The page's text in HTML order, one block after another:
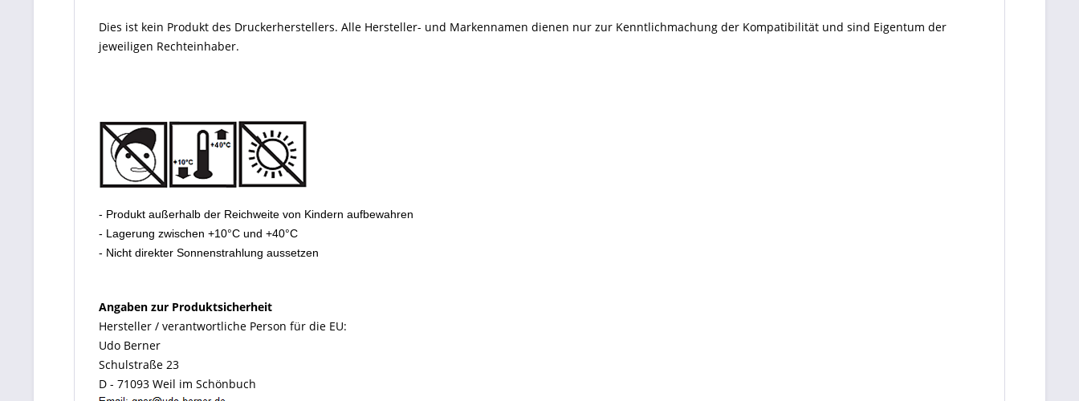
Dies ist kein Produkt des Druckerherstellers. Alle Hersteller- und Markennamen dienen nur zur Kenntlichmachung der Kompatibilität und sind Eigentum der
jeweiligen Rechteinhaber.
- Produkt außerhalb der Reichweite von Kindern aufbewahren
- Lagerung zwischen +10°C und +40°C
- Nicht direkter Sonnenstrahlung aussetzen
Angaben zur Produktsicherheit
Hersteller / verantwortliche Person für die EU:
Udo Berner
Schulstraße 23
D - 71093 Weil im Schönbuch